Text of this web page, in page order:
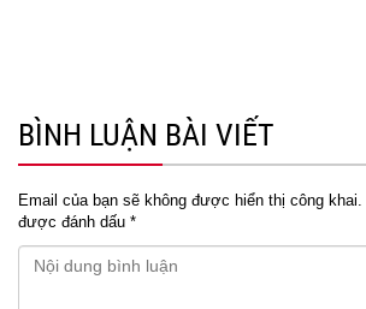
BÌNH LUẬN BÀI VIẾT
Email của bạn sẽ không được hiển thị công khai.
được đánh dấu *